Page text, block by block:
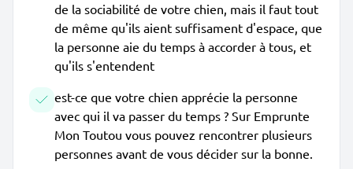
de la sociabilité de votre chien, mais il faut tout
de même qu'ils aient suffisament d'espace, que
la personne aie du temps à accorder à tous, et
qu'ils s'entendent
est-ce que votre chien apprécie la personne
avec qui il va passer du temps ? Sur Emprunte
Mon Toutou vous pouvez rencontrer plusieurs
personnes avant de vous décider sur la bonne.